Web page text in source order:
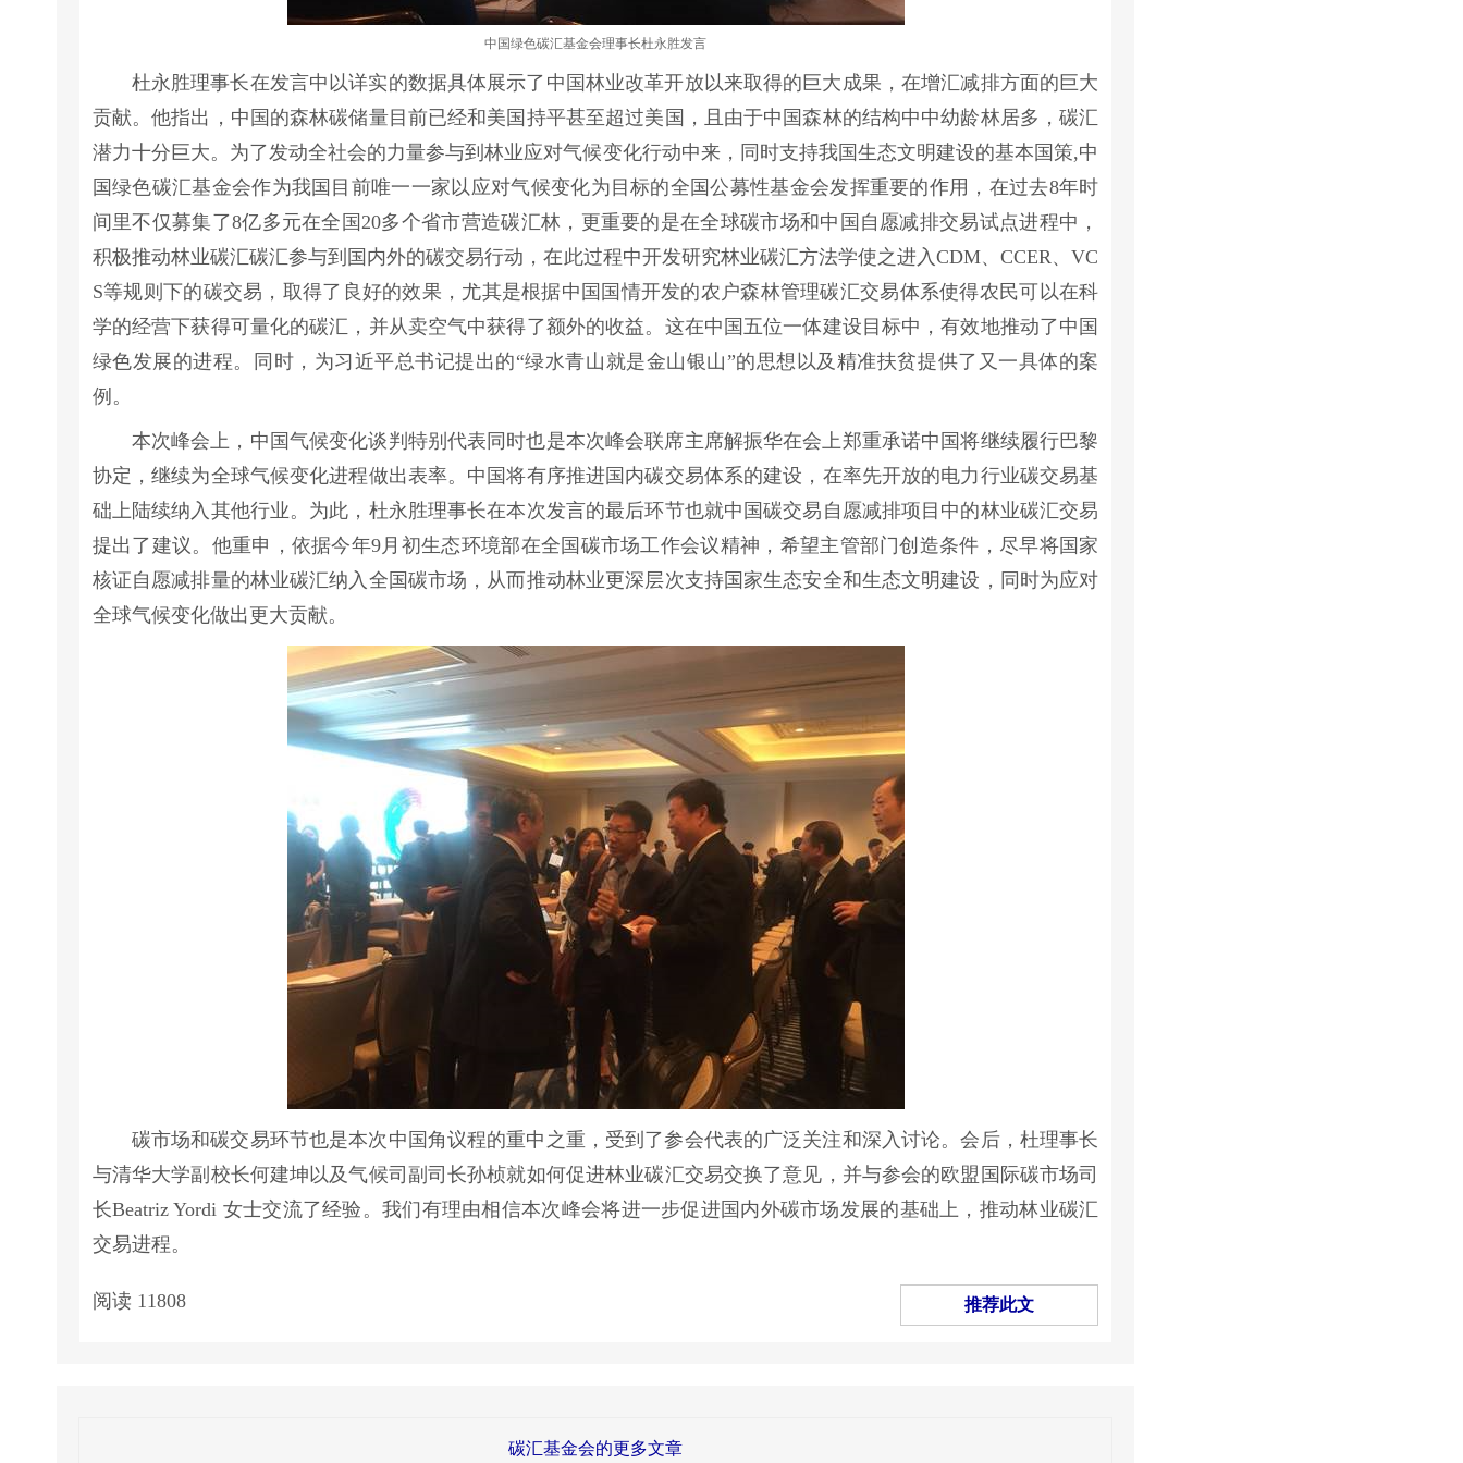
中国绿色碳汇基金会理事长杜永胜发言
杜永胜理事长在发言中以详实的数据具体展示了中国林业改革开放以来取得的巨大成果，在增汇减排方面的巨大
贡献。他指出，中国的森林碳储量目前已经和美国持平甚至超过美国，且由于中国森林的结构中中幼龄林居多，碳汇
潜力十分巨大。为了发动全社会的力量参与到林业应对气候变化行动中来，同时支持我国生态文明建设的基本国策,中
国绿色碳汇基金会作为我国目前唯一一家以应对气候变化为目标的全国公募性基金会发挥重要的作用，在过去8年时
间里不仅募集了8亿多元在全国20多个省市营造碳汇林，更重要的是在全球碳市场和中国自愿减排交易试点进程中，
积极推动林业碳汇碳汇参与到国内外的碳交易行动，在此过程中开发研究林业碳汇方法学使之进入CDM、CCER、VC
S等规则下的碳交易，取得了良好的效果，尤其是根据中国国情开发的农户森林管理碳汇交易体系使得农民可以在科
学的经营下获得可量化的碳汇，并从卖空气中获得了额外的收益。这在中国五位一体建设目标中，有效地推动了中国
绿色发展的进程。同时，为习近平总书记提出的“绿水青山就是金山银山”的思想以及精准扶贫提供了又一具体的案
例。
本次峰会上，中国气候变化谈判特别代表同时也是本次峰会联席主席解振华在会上郑重承诺中国将继续履行巴黎
协定，继续为全球气候变化进程做出表率。中国将有序推进国内碳交易体系的建设，在率先开放的电力行业碳交易基
础上陆续纳入其他行业。为此，杜永胜理事长在本次发言的最后环节也就中国碳交易自愿减排项目中的林业碳汇交易
提出了建议。他重申，依据今年9月初生态环境部在全国碳市场工作会议精神，希望主管部门创造条件，尽早将国家
核证自愿减排量的林业碳汇纳入全国碳市场，从而推动林业更深层次支持国家生态安全和生态文明建设，同时为应对
全球气候变化做出更大贡献。
碳市场和碳交易环节也是本次中国角议程的重中之重，受到了参会代表的广泛关注和深入讨论。会后，杜理事长
与清华大学副校长何建坤以及气候司副司长孙桢就如何促进林业碳汇交易交换了意见，并与参会的欧盟国际碳市场司
长Beatriz Yordi 女士交流了经验。我们有理由相信本次峰会将进一步促进国内外碳市场发展的基础上，推动林业碳汇
交易进程。
阅读 11808 推荐此文
碳汇基金会的更多文章